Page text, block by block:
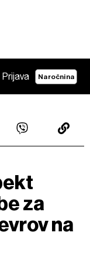
Prijava Naročnina
za
na